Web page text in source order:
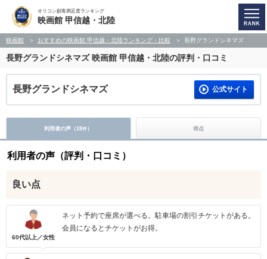
オリコン顧客満足度ランキング
映画館 甲信越・北陸
映画館 おすすめの映画館 甲信越・北陸ランキング・比較 長野グランドシネマズ
長野グランドシネマズ映画館 甲信越・北陸の評判・口コミ
長野グランドシネマズ 公式サイト
利用者の声（18件） 得点
利用者の声（評判・口コミ）
良い点
60代以上／女性
ネット予約で座席が選べる。駐車場の割引チケットがある。
会員になるとチケットがお得。